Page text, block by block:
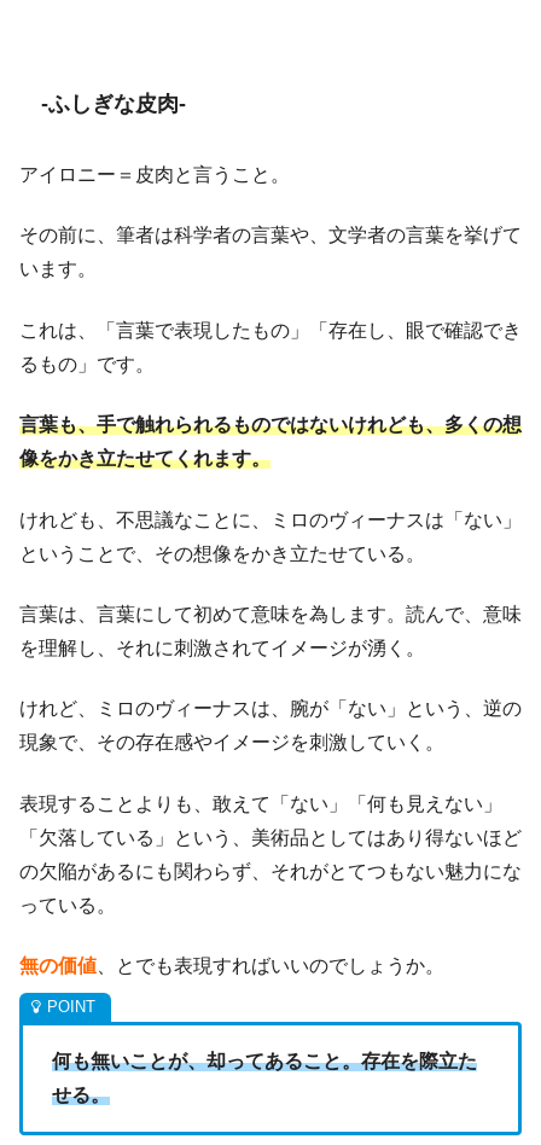
-ふしぎな皮肉-
アイロニー＝皮肉と言うこと。
その前に、筆者は科学者の言葉や、文学者の言葉を挙げて
います。
これは、「言葉で表現したもの」「存在し、眼で確認でき
るもの」です。
言葉も、手で触れられるものではないけれども、多くの想
像をかき立たせてくれます。
けれども、不思議なことに、ミロのヴィーナスは「ない」
ということで、その想像をかき立たせている。
言葉は、言葉にして初めて意味を為します。読んで、意味
を理解し、それに刺激されてイメージが湧く。
けれど、ミロのヴィーナスは、腕が「ない」という、逆の
現象で、その存在感やイメージを刺激していく。
表現することよりも、敢えて「ない」「何も見えない」
「欠落している」という、美術品としてはあり得ないほど
の欠陥があるにも関わらず、それがとてつもない魅力にな
っている。
無の価値 、とでも表現すればいいのでしょうか。
何も無いことが、却ってあること。存在を際立た
せる。